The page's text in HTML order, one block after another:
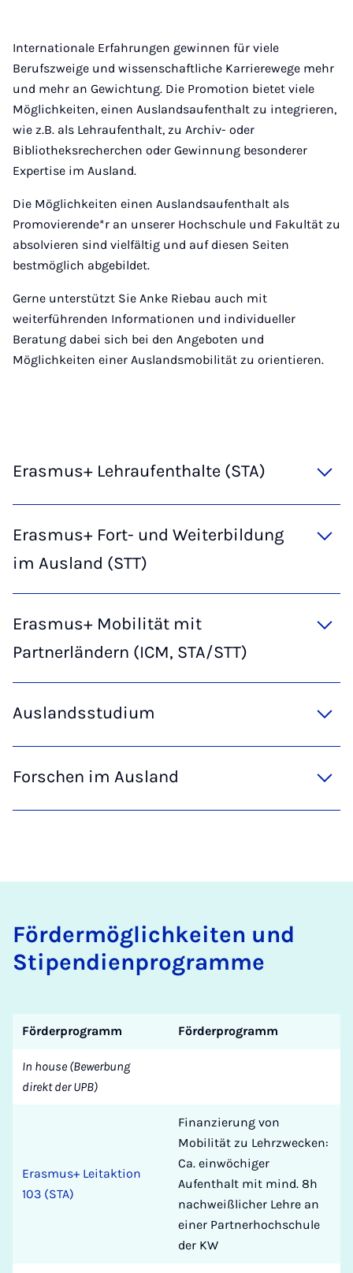
Internationale Erfahrungen gewinnen für viele
Berufszweige und wissenschaftliche Karrierewege mehr
und mehr an Gewichtung. Die Promotion bietet viele
Möglichkeiten, einen Auslandsaufenthalt zu integrieren,
wie z.B. als Lehraufenthalt, zu Archiv- oder
Bibliotheksrecherchen oder Gewinnung besonderer
Expertise im Ausland.
Die Möglichkeiten einen Auslandsaufenthalt als
Promovierende*r an unserer Hochschule und Fakultät zu
absolvieren sind vielfältig und auf diesen Seiten
bestmöglich abgebildet.
Gerne unterstützt Sie Anke Riebau auch mit
weiterführenden Informationen und individueller
Beratung dabei sich bei den Angeboten und
Möglichkeiten einer Auslandsmobilität zu orientieren.
Erasmus+ Lehraufenthalte (STA)
Erasmus+ Fort- und Weiterbildung
im Ausland (STT)
Erasmus+ Mobilität mit
Partnerländern (ICM, STA/STT)
Auslandsstudium
Forschen im Ausland
För­der­mög­lich­keiten und
Sti­pen­di­en­pro­gramme
Förderprogramm Förderprogramm
In house (Bewerbung
direkt der UPB)
Erasmus+ Leitaktion
103 (STA)
Finanzierung von
Mobilität zu Lehrzwecken:
Ca. einwöchiger
Aufenthalt mit mind. 8h
nachweißlicher Lehre an
einer Partnerhochschule
der KW